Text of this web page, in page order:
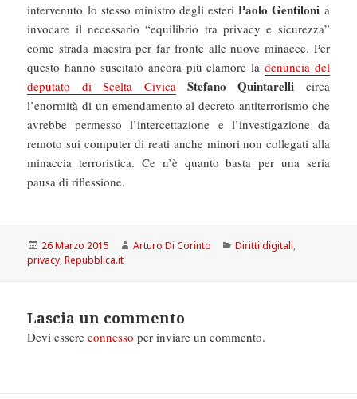
intervenuto lo stesso ministro degli esteriPaolo Gentiloni a
invocare il necessario “equilibrio tra privacy e sicurezza”
come strada maestra per far fronte alle nuove minacce. Per
questo hanno suscitato ancora più clamore la denuncia del
deputato di Scelta Civica
Stefano Quintarelli circa
l’enormità di un emendamento al decreto antiterrorismo che
avrebbe permesso l’intercettazione e l’investigazione da
remoto sui computer di reati anche minori non collegati alla
minaccia terroristica. Ce n’è quanto basta per una seria
pausa di riflessione.
Scritto
il
26 Marzo 2015 Autore
Arturo Di Corinto Categorie
Diritti digitali,
privacy,Repubblica.it
Lascia un commento
Devi essereconnesso per inviare un commento.